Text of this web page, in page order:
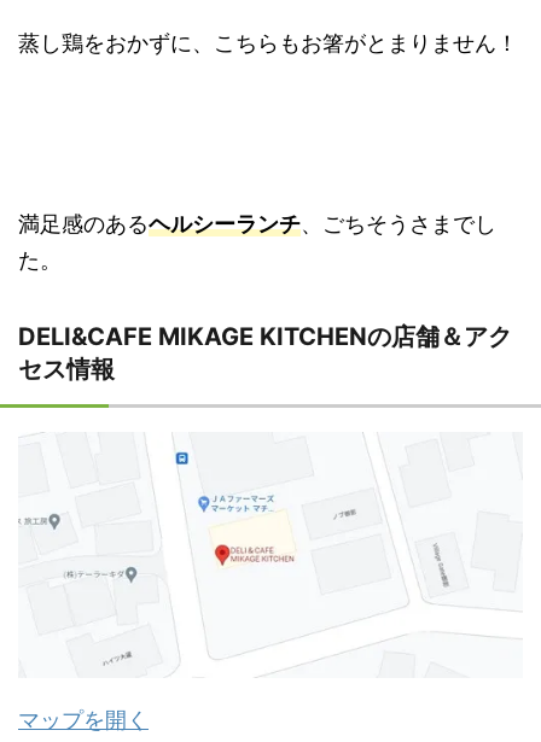
蒸し鶏をおかずに、こちらもお箸がとまりません！
満足感のあるヘルシーランチ、ごちそうさまでし
た。
DELI&CAFE MIKAGE KITCHENの店舗＆アク
セス情報
マップを開く